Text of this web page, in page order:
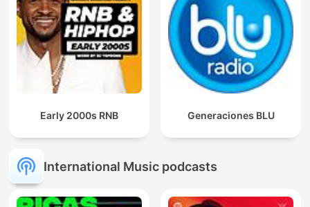
Early 2000s RNB Generaciones BLU
International Music podcasts